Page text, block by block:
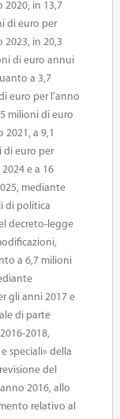
2020, in 13,7
di euro per
2023, in 20,3
di euro annui
a 3,7
euro per l’anno
milioni di euro
2021, a 9,1
di euro per
e a 16
mediante
di politica
decreto-legge
a 6,7 milioni
gli anni 2017 e
di parte
2018,
speciali» della
del
2016, allo
relativo al